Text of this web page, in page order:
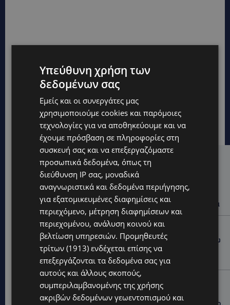
Hot this week
ΑΓΙΑ ΝΑΠΑ: €25.555 στην κατοχή 34χρονου –
Εντοπίστηκαν και αδασμολόγητα καπνικά προϊόντα
UPDATES
ΦΡΑΓΜΑ ΚΛΗΡΟΥ: Πήγαν για ψάρεμα και άφησαν πίσω
τους σκουπίδια – Εικόνες που προβληματίζουν-
(Φώτο)
ΝΙΚΟΣ ΚΑΛΟΓΕΡΟΠΟΥΛΟΣ: Έφυγε από τη ζωή ο
Υπεύθυνη χρήση των
δεδομένων σας
Εμείς και οι συνεργάτες μας
χρησιμοποιούμε cookies και παρόμοιες
τεχνολογίες για να αποθηκεύουμε και να
έχουμε πρόσβαση σε πληροφορίες στη
συσκευή σας και να επεξεργαζόμαστε
προσωπικά δεδομένα, όπως τη
διεύθυνση IP σας, μοναδικά
αναγνωριστικά και δεδομένα περιήγησης,
για εξατομικευμένες διαφημίσεις και
περιεχόμενο, μέτρηση διαφημίσεων και
περιεχομένου, ανάλυση κοινού και
βελτίωση υπηρεσιών. Προμηθευτές
τρίτων (1913) ενδέχεται επίσης να
επεξεργάζονται τα δεδομένα σας για
αυτούς και άλλους σκοπούς,
συμπεριλαμβανομένης της χρήσης
ακριβών δεδομένων γεωεντοπισμού και